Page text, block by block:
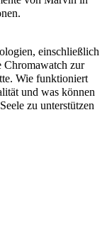
einschließlich
zur
Wie funktioniert
und was können
zu unterstützen